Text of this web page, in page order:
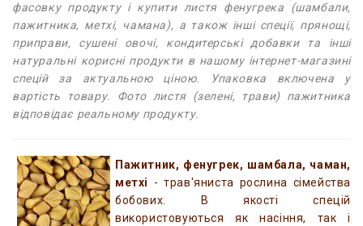
фасовку продукту і купити листя фенугрека (шамбали,
пажитника, метхі, чамана), а також інші спеції, прянощі,
приправи, сушені овочі, кондитерські добавки та інші
натуральні корисні продукти в нашому інтернет-магазині
спецій за актуальною ціною. Упаковка включена у
вартість товару. Фото листя (зелені, трави) пажитника
відповідає реальному продукту.
Пажитник, фенугрек, шамбала, чаман,
метхі
- трав'яниста рослина сімейства
бобових. В якості спецій
використовуються як насіння, так і